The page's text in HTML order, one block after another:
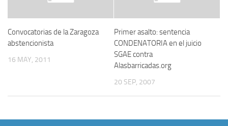
Convocatorias de la Zaragoza
abstencionista
16 MAY, 2011
Primer asalto: sentencia
CONDENATORIA en el juicio
SGAE contra
Alasbarricadas.org
20 SEP, 2007